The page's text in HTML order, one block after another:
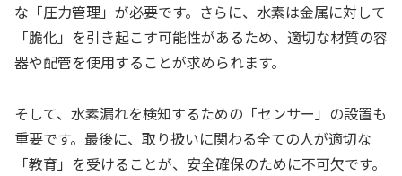
な「圧力管理」が必要です。さらに、水素は金属に対して
「脆化」を引き起こす可能性があるため、適切な材質の容
器や配管を使用することが求められます。
そして、水素漏れを検知するための「センサー」の設置も
重要です。最後に、取り扱いに関わる全ての人が適切な
「教育」を受けることが、安全確保のために不可欠です。